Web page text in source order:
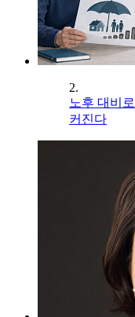
2.
노후 대비
커진다